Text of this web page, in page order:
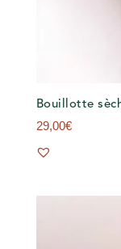
Bouillotte
29,00€